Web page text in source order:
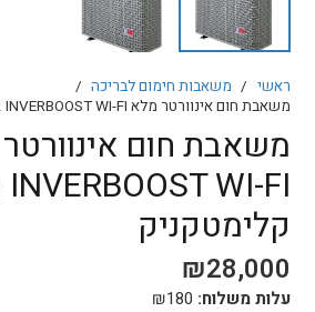
ראשי / משאבות חימום לבריכה /
משאבת חום אינוורטר מלא KT32 INVERBOOST WI-FI נורבגיה קלימטקניק
קלימטקניק
₪28,000
עלות משלוח: ₪180